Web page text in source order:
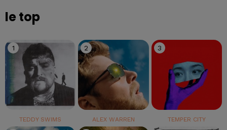
le top
1
TEDDY SWIMS
2
ALEX WARREN
3
TEMPER CITY